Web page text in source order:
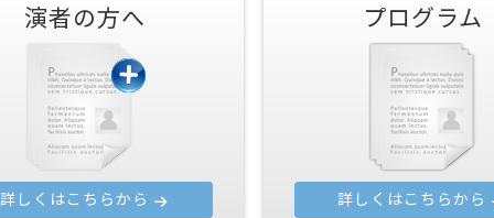
演者の方へ
詳しくはこちらから
プログラム
詳しくはこちらから